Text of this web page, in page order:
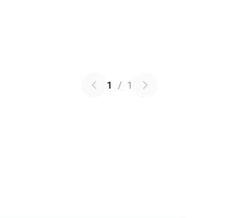
1 / 1